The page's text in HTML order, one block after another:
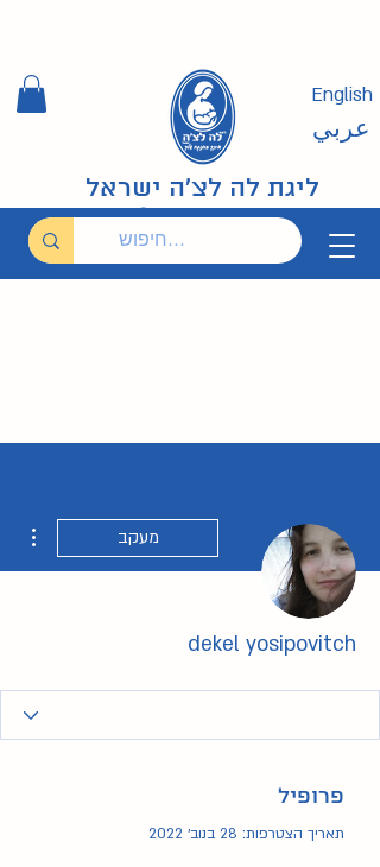
ליגת לה לצ'ה ישראל
English
عربي
מעקב
dekel yosipovitch
פרופיל
תאריך הצטרפות: 28 בנוב׳ 2022